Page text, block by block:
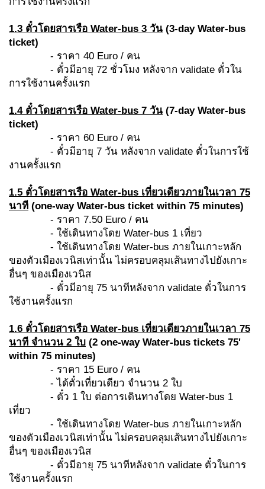
1.3 ตั๋วโดยสารเรือ Water-bus 3 วัน (3-day Water-bus
ticket)
- ราคา 40 Euro / คน
- ตั๋วมีอายุ 72 ชั่วโมง หลังจาก validate ตั๋วใน
การใช้งานครั้งแรก
1.4 ตั๋วโดยสารเรือ Water-bus 7 วัน (7-day Water-bus
ticket)
- ราคา 60 Euro / คน
- ตั๋วมีอายุ 7 วัน หลังจาก validate ตั๋วในการใช้
งานครั้งแรก
1.5 ตั๋วโดยสารเรือ Water-bus เที่ยวเดียวภายในเวลา 75
นาที (one-way Water-bus ticket within 75 minutes)
- ราคา 7.50 Euro / คน
- ใช้เดินทางโดย Water-bus 1 เที่ยว
- ใช้เดินทางโดย Water-bus ภายในเกาะหลัก
ของตัวเมืองเวนิสเท่านั้น ไม่ครอบคลุมเส้นทางไปยังเกาะ
อื่นๆ ของเมืองเวนิส
- ตั๋วมีอายุ 75 นาทีหลังจาก validate ตั๋วในการ
ใช้งานครั้งแรก
1.6 ตั๋วโดยสารเรือ Water-bus เที่ยวเดียวภายในเวลา 75
นาที จำนวน 2 ใบ (2 one-way Water-bus tickets 75'
within 75 minutes)
- ราคา 15 Euro / คน
- ได้ตั๋วเที่ยวเดียว จำนวน 2 ใบ
- ตั๋ว 1 ใบ ต่อการเดินทางโดย Water-bus 1
เที่ยว
- ใช้เดินทางโดย Water-bus ภายในเกาะหลัก
ของตัวเมืองเวนิสเท่านั้น ไม่ครอบคลุมเส้นทางไปยังเกาะ
อื่นๆ ของเมืองเวนิส
- ตั๋วมีอายุ 75 นาทีหลังจาก validate ตั๋วในการ
ใช้งานครั้งแรก